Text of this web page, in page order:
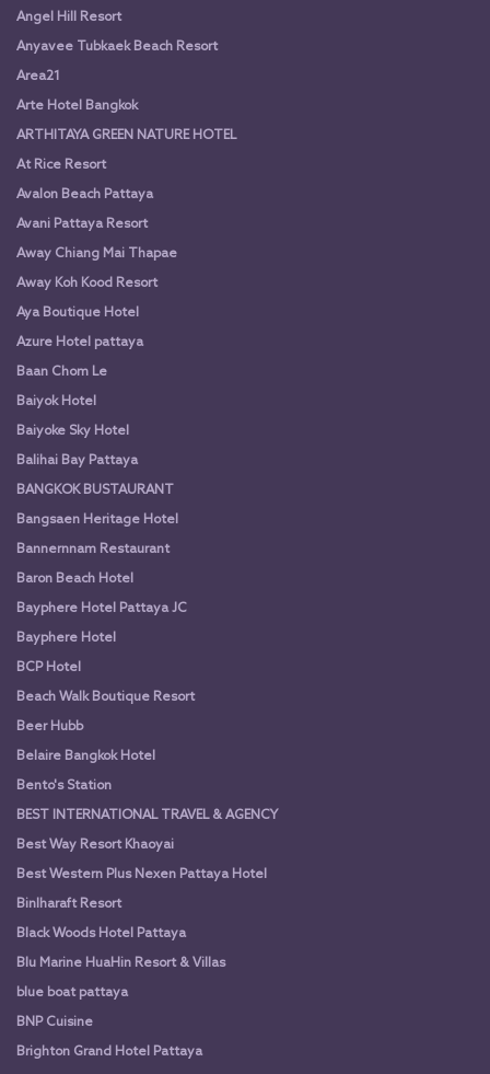
Angel Hill Resort
Anyavee Tubkaek Beach Resort
Area21
Arte Hotel Bangkok
ARTHITAYA GREEN NATURE HOTEL
At Rice Resort
Avalon Beach Pattaya
Avani Pattaya Resort
Away Chiang Mai Thapae
Away Koh Kood Resort
Aya Boutique Hotel
Azure Hotel pattaya
Baan Chom Le
Baiyok Hotel
Baiyoke Sky Hotel
Balihai Bay Pattaya
BANGKOK BUSTAURANT
Bangsaen Heritage Hotel
Bannernnam Restaurant
Baron Beach Hotel
Bayphere Hotel Pattaya JC
Bayphere Hotel
BCP Hotel
Beach Walk Boutique Resort
Beer Hubb
Belaire Bangkok Hotel
Bento's Station
BEST INTERNATIONAL TRAVEL & AGENCY
Best Way Resort Khaoyai
Best Western Plus Nexen Pattaya Hotel
Binlharaft Resort
Black Woods Hotel Pattaya
Blu Marine HuaHin Resort & Villas
blue boat pattaya
BNP Cuisine
Brighton Grand Hotel Pattaya